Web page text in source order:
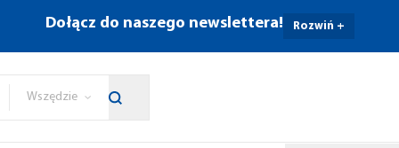
Dołącz do naszego newslettera! Rozwiń +
Wszędzie